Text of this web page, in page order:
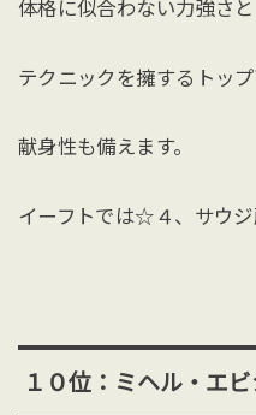
体格に似合わない力強さと
テクニックを擁するトッ
献身性も備えます。
イーフトでは☆４、サウ
１０位：ミヘル・エ